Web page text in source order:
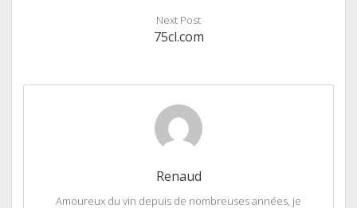
Next Post
75cl.com
Renaud
Amoureux du vin depuis de nombreuses années, je